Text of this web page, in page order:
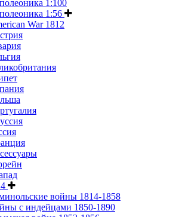
1:100
1:56
War 1812
войны 1814-1858
с индейцами 1850-1890